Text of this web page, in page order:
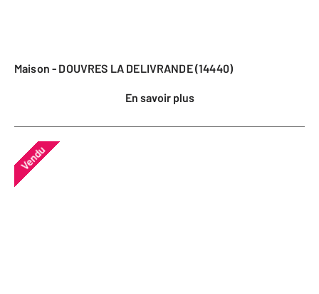
Maison - DOUVRES LA DELIVRANDE (14440)
En savoir plus
Vendu